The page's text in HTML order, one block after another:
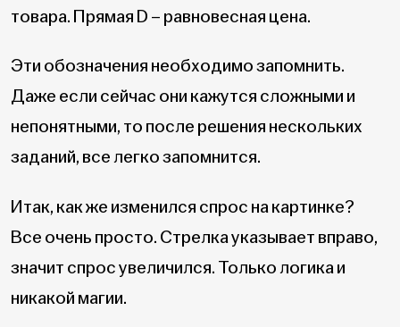
товара. Прямая D – равновесная цена.
Эти обозначения необходимо запомнить.
Даже если сейчас они кажутся сложными и
непонятными, то после решения нескольких
заданий, все легко запомнится.
Итак, как же изменился спрос на картинке?
Все очень просто. Стрелка указывает вправо,
значит спрос увеличился. Только логика и
никакой магии.